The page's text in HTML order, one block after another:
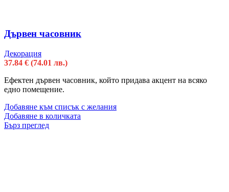
Дървен часовник
Декорация
37.84 € (74.01 лв.)
Ефектен дървен часовник, който придава акцент на всяко
едно помещение.
Добавяне към списък с желания
Добавяне в количката
Бърз преглед